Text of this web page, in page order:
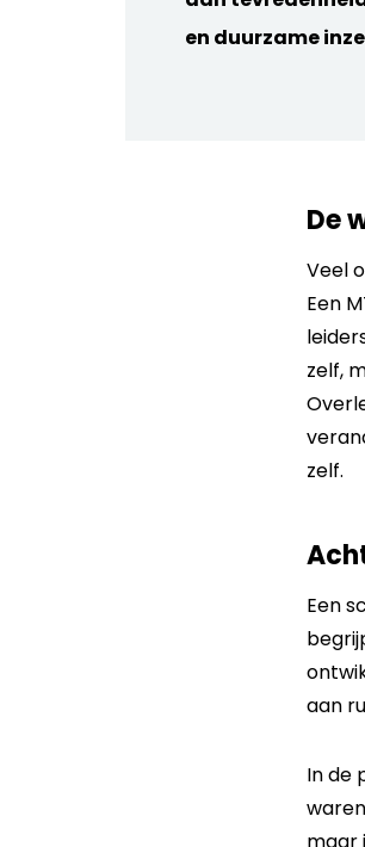
en duurzame
De
Veel
Een
zelf,
zelf.
Een
aan
In de